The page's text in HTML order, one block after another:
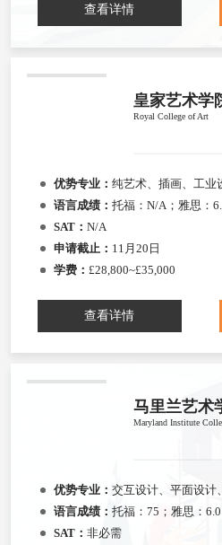
查看详情
皇家艺术学
Royal College of Art
优势专业： 纯艺术、插画、工业
语言成绩： 托福：N/A；雅思：
SAT： N/A
申请截止： 11月20日
学费： £28,800~£35,000
查看详情
马里兰艺术
Maryland Institute
优势专业： 交互设计、平面设计
语言成绩： 托福：75；雅思：6.0
SAT： 非必需